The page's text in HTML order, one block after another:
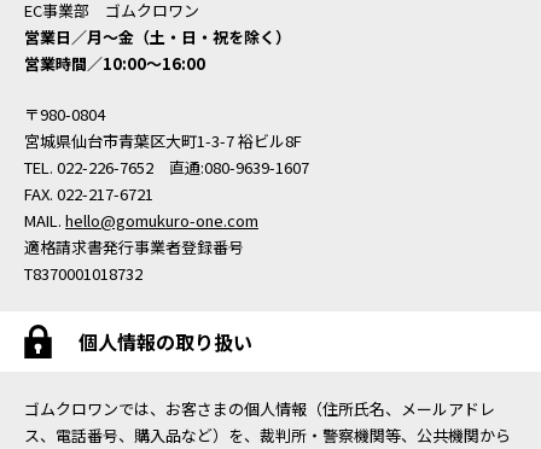
EC事業部 ゴムクロワン
営業日／月〜金（土・日・祝を除く）
営業時間／10:00〜16:00
〒980-0804
宮城県仙台市青葉区大町1-3-7 裕ビル8F
TEL. 022-226-7652 直通:080-9639-1607
FAX. 022-217-6721
MAIL. hello@gomukuro-one.com
適格請求書発行事業者登録番号
T8370001018732
個人情報の取り扱い
ゴムクロワンでは、お客さまの個人情報（住所氏名、メールアドレ
ス、電話番号、購入品など）を、裁判所・警察機関等、公共機関から